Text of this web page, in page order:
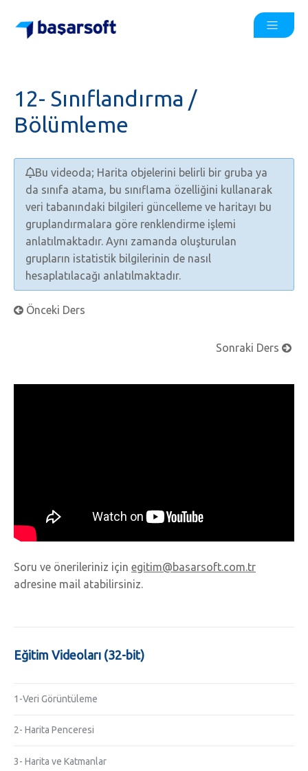
12- Sınıflandırma /
Bölümleme
Bu videoda; Harita objelerini belirli bir gruba ya
da sınıfa atama, bu sınıflama özelliğini kullanarak
veri tabanındaki bilgileri güncelleme ve haritayı bu
gruplandırmalara göre renklendirme işlemi
anlatılmaktadır. Aynı zamanda oluşturulan
grupların istatistik bilgilerinin de nasıl
hesaplatılacağı anlatılmaktadır.
Önceki Ders
Sonraki Ders
Soru ve önerileriniz için egitim@basarsoft.com.tr
adresine mail atabilirsiniz.
Eğitim Videoları (32-bit)
1-Veri Görüntüleme
2- Harita Penceresi
3- Harita ve Katmanlar